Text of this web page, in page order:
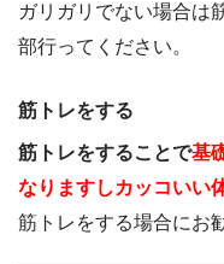
ガリガリでない場合は
部行ってください。
筋トレをする
筋トレをすることで基
なりますしカッコいい
筋トレをする場合に